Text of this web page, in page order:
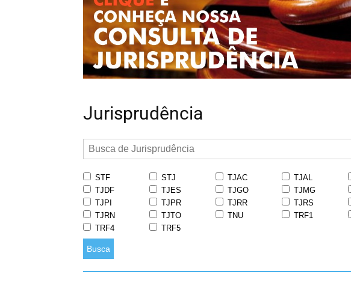
Jurisprudência
STF STJ TJAC TJAL
TJDF
TJES TJGO TJMG
TJPI
TJPR TJRR TJRS
TJRN
TJTO TNU TRF1
TRF4
TRF5
Busca